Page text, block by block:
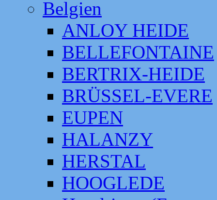
Belgien
ANLOY HEIDE
BELLEFONTAINE
BERTRIX-HEIDE
BRÜSSEL-EVERE
EUPEN
HALANZY
HERSTAL
HOOGLEDE